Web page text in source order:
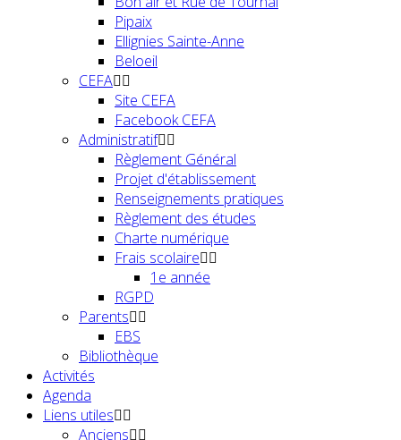
Pipaix
Ellignies Sainte-Anne
Beloeil
CEFA
Site CEFA
Facebook CEFA
Administratif
Règlement Général
Projet d'établissement
Renseignements pratiques
Règlement des études
Charte numérique
Frais scolaire
1e année
RGPD
Parents
EBS
Bibliothèque
Activités
Agenda
Liens utiles
Anciens